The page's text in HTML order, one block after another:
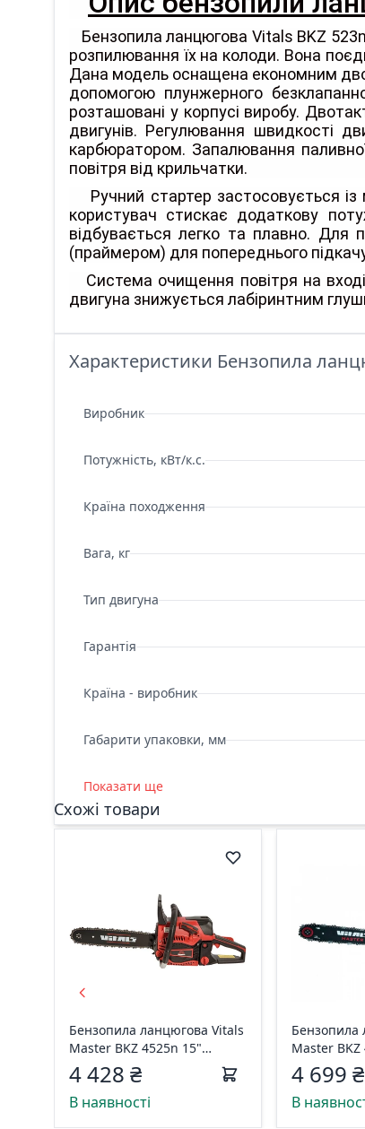
Бензопила ланцюгова Vitals BKZ
розпилювання їх на колоди. Вона
Дана модель оснащена економним
допомогою плунжерного
розташовані у корпусі виробу.
двигунів. Регулювання швидкості
карбюратором. Запалювання
повітря від крильчатки.
Ручний стартер застосовується із
користувач стискає додаткову
відбувається легко та плавно. Для
(праймером) для попереднього
Система очищення повітря на
двигуна знижується лабіринтним
Характеристики Бензопила
Виробник
Потужність, кВт/к.с.
Країна походження
Вага, кг
Тип двигуна
Гарантія
Країна - виробник
Габарити упаковки, мм
Показати ще
Схожі товари
Бензопила ланцюгова Vitals
Master BKZ 4525n 15"
243541
4 428 ₴
В наявності
Бензопила
Master BKZ
Edition 90376
4 699 ₴
В